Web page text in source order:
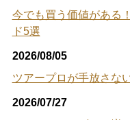
今でも買う価値がある
ド5選
2026/08/05
ツアープロが手放さな
2026/07/27